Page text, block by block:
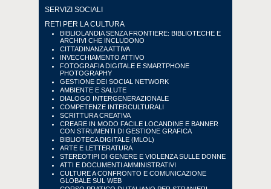
SERVIZI SOCIALI
RETI PER LA CULTURA
BIBLIOLANDIA SENZA FRONTIERE: BIBLIOTECHE E
ARCHIVI CHE INCLUDONO
CITTADINANZA ATTIVA
INVECCHIAMENTO ATTIVO
FOTOGRAFIA DIGITALE E SMARTPHONE
PHOTOGRAPHY
GESTIONE DEI SOCIAL NETWORK
AMBIENTE E SALUTE
DIALOGO INTERGENERAZIONALE
COMPETENZE INTERCULTURALI
SCRITTURA CREATIVA
CREARE IN MODO FACILE LOCANDINE E BANNER
CON STRUMENTI DI GESTIONE GRAFICA
BIBLIOTECA DIGITALE (MLOL)
ARTE E LETTERATURA
STEREOTIPI DI GENERE E VIOLENZA SULLE DONNE
ATTI E DOCUMENTI AMMINISTRATIVI
CULTURE A CONFRONTO E COMUNICAZIONE
GLOBALE SUL WEB